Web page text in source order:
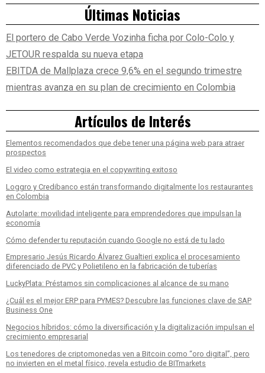
Últimas Noticias
El portero de Cabo Verde Vozinha ficha por Colo-Colo y
JETOUR respalda su nueva etapa
EBITDA de Mallplaza crece 9,6% en el segundo trimestre
mientras avanza en su plan de crecimiento en Colombia
Artículos de Interés
Elementos recomendados que debe tener una página web para atraer
prospectos
El video como estrategia en el copywriting exitoso
Loggro y Credibanco están transformando digitalmente los restaurantes
en Colombia
Autolarte: movilidad inteligente para emprendedores que impulsan la
economía
Cómo defender tu reputación cuando Google no está de tu lado
Empresario Jesús Ricardo Álvarez Gualtieri explica el procesamiento
diferenciado de PVC y Polietileno en la fabricación de tuberías
LuckyPlata: Préstamos sin complicaciones al alcance de su mano
¿Cuál es el mejor ERP para PYMES? Descubre las funciones clave de SAP
Business One
Negocios híbridos: cómo la diversificación y la digitalización impulsan el
crecimiento empresarial
Los tenedores de criptomonedas ven a Bitcoin como “oro digital”, pero
no invierten en el metal físico, revela estudio de BITmarkets